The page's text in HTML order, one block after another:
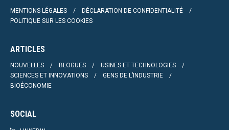
MENTIONS LÉGALES
DÉCLARATION DE CONFIDENTIALITÉ
POLITIQUE SUR LES COOKIES
ARTICLES
NOUVELLES BLOGUES
USINES ET TECHNOLOGIES
SCIENCES ET INNOVATIONS
GENS DE L’INDUSTRIE
BIOÉCONOMIE
SOCIAL